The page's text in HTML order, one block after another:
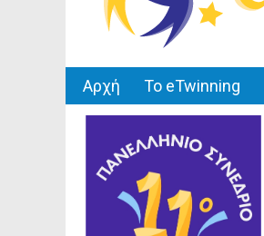
Αρχή Το eTwinning